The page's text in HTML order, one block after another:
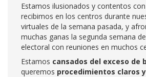
Estamos ilusionados y contentos
recibimos en los centros durante
virtuales de la semana pasada, y
muchas ganas la segunda semana
electoral con reuniones en muchos
Estamos cansados del exceso de
queremos procedimientos claros